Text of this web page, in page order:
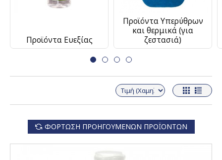
Προϊόντα Ευεξίας
Προϊόντα Υπερύθρων
και θερμικά (για
ζεστασιά)
ΦΌΡΤΩΣΗ ΠΡΟΗΓΟΎΜΕΝΩΝ ΠΡΟΪΌΝΤΩΝ